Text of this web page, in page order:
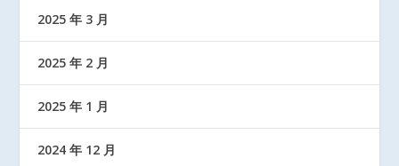
2025 年 3 月
2025 年 2 月
2025 年 1 月
2024 年 12 月